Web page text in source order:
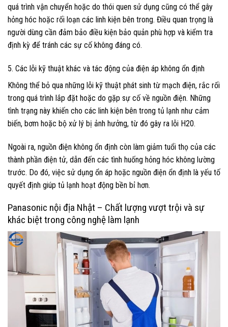
quá trình vận chuyển hoặc do thói quen sử dụng cũng có thể gây
hỏng hóc hoặc rối loạn các linh kiện bên trong. Điều quan trọng là
người dùng cần đảm bảo điều kiện bảo quản phù hợp và kiểm tra
định kỳ để tránh các sự cố không đáng có.
5. Các lỗi kỹ thuật khác và tác động của điện áp không ổn định
Không thể bỏ qua những lỗi kỹ thuật phát sinh từ mạch điện, rắc rối
trong quá trình lắp đặt hoặc do gặp sự cố về nguồn điện. Những
tình trạng này khiến cho các linh kiện bên trong tủ lạnh như cảm
biến, bơm hoặc bộ xử lý bị ảnh hưởng, từ đó gây ra lỗi H20.
Ngoài ra, nguồn điện không ổn định còn làm giảm tuổi thọ của các
thành phần điện tử, dẫn đến các tình huống hỏng hóc không lường
trước. Do đó, việc sử dụng ổn áp hoặc nguồn điện ổn định là yếu tố
quyết định giúp tủ lạnh hoạt động bền bỉ hơn.
Panasonic nội địa Nhật – Chất lượng vượt trội và sự
khác biệt trong công nghệ làm lạnh